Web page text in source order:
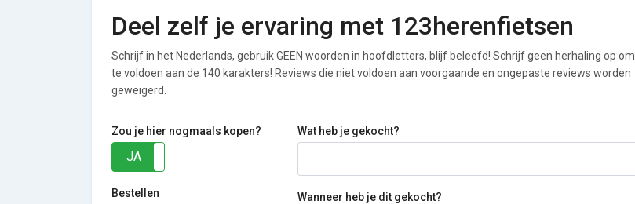
Deel zelf je ervaring met 123herenfietsen
Schrijf in het Nederlands, gebruik GEEN woorden in hoofdletters, blijf beleefd! Schrijf geen herhaling op om
te voldoen aan de 140 karakters! Reviews die niet voldoen aan voorgaande en ongepaste reviews worden
geweigerd.
Zou je hier nogmaals kopen?
JA
Bestellen
Wat heb je gekocht?
Wanneer heb je dit gekocht?